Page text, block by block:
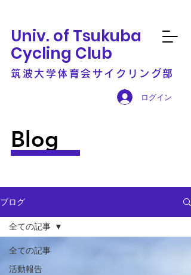
Univ. of Tsukuba
Cycling Club
筑波大学体育会サイクリング部
ログイン
Blog
ブログ
全ての記事
活動報告
全ての記事